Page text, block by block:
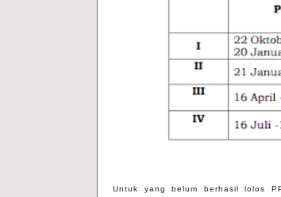
Untuk yang belum berhasil lolos